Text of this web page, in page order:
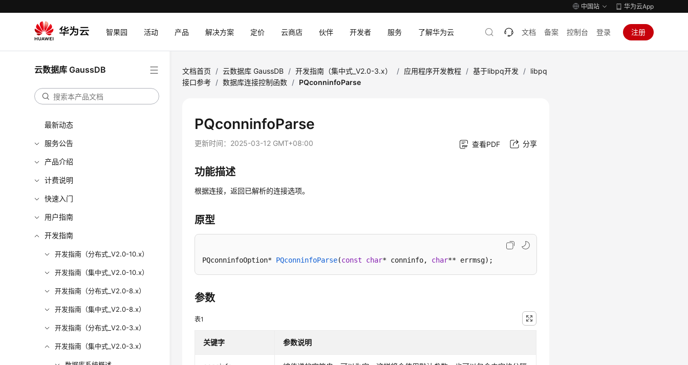
中国站 华为云App
智果园 活动 产品 解决方案 定价 云商店 伙伴 开发者 服务 了解华为云 文档 备案 控制台 登录 注册
云数据库 GaussDB
最新动态
服务公告
产品介绍
计费说明
快速入门
用户指南
开发指南
开发指南（分布式_V2.0-10.x）
开发指南（集中式_V2.0-10.x）
开发指南（分布式_V2.0-8.x）
开发指南（集中式_V2.0-8.x）
开发指南（分布式_V2.0-3.x）
开发指南（集中式_V2.0-3.x）
文档首页 / 云数据库 GaussDB / 开发指南（集中式_V2.0-3.x） / 应用程序开发教程 / 基于libpq开发 / libpq
接口参考 / 数据库连接控制函数 / PQconninfoParse
PQconninfoParse
更新时间： 2025-03-12 GMT+08:00 查看PDF 分享
功能描述
根据连接，返回已解析的连接选项。
原型
PQconninfoOption* PQconninfoParse(const char* conninfo, char** errmsg) ;
参数
表1
关键字 参数说明